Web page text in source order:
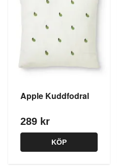
Apple Kuddfodral
289 kr
KÖP